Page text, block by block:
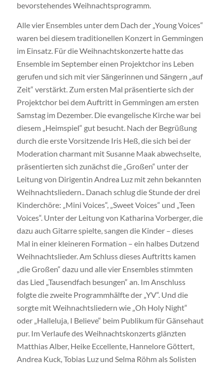
bevorstehendes Weihnachtsprogramm.
Alle vier Ensembles unter dem Dach der „Young Voices“
waren bei diesem traditionellen Konzert in Gemmingen
im Einsatz. Für die Weihnachtskonzerte hatte das
Ensemble im September einen Projektchor ins Leben
gerufen und sich mit vier Sängerinnen und Sängern „auf
Zeit“ verstärkt. Zum ersten Mal präsentierte sich der
Projektchor bei dem Auftritt in Gemmingen am ersten
Samstag im Dezember. Die evangelische Kirche war bei
diesem „Heimspiel“ gut besucht. Nach der Begrüßung
durch die erste Vorsitzende Iris Heß, die sich bei der
Moderation charmant mit Susanne Maak abwechselte,
präsentierten sich zunächst die „Großen“ unter der
Leitung von Dirigentin Andrea Luz mit zehn bekannten
Weihnachtsliedern.. Danach schlug die Stunde der drei
Kinderchöre: „Mini Voices“, „Sweet Voices“ und „Teen
Voices“. Unter der Leitung von Katharina Vorberger, die
dazu auch Gitarre spielte, sangen die Kinder – dieses
Mal in einer kleineren Formation – ein halbes Dutzend
Weihnachtslieder. Am Schluss dieses Auftritts kamen
„die Großen“ dazu und alle vier Ensembles stimmten
das Lied „Tausendfach besungen“ an. Im Anschluss
folgte die zweite Programmhälfte der „YV“. Und die
sorgte mit Weihnachtsliedern wie „Oh Holy Night“
oder „Halleluja, I Believe“ beim Publikum für Gänsehaut
pur. Im Verlaufe des Weihnachtskonzerts glänzten
Matthias Alber, Heike Eccellente, Hannelore Göttert,
Andrea Kuck, Tobias Luz und Selma Röhm als Solisten